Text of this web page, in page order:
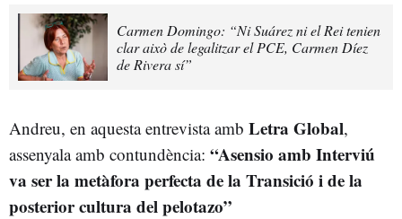
Carmen Domingo: “Ni Suárez ni el Rei tenien
clar això de legalitzar el PCE, Carmen Díez
de Rivera sí”
Andreu, en aquesta entrevista amb Letra Global,
assenyala amb contundència: “Asensio amb Interviú
va ser la metàfora perfecta de la Transició i de la
posterior cultura del pelotazo”